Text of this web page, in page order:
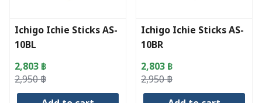
Ichigo Ichie Sticks AS-
10BL
2,950฿
Original
price
2,803 ฿
Current
price
Ichigo Ichie Sticks AS-
10BR
2,950฿
Original
price
2,803 ฿
Current
price